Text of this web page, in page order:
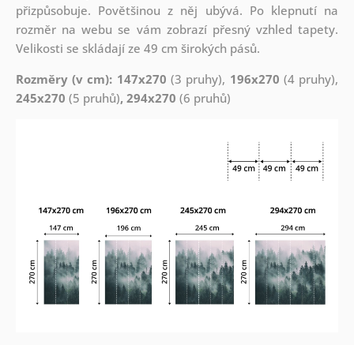
přizpůsobuje. Povětšinou z něj ubývá. Po klepnutí na
rozměr na webu se vám zobrazí přesný vzhled tapety.
Velikosti se skládají ze 49 cm širokých pásů.
Rozměry (v cm): 147x270 (3 pruhy), 196x270 (4 pruhy),
245x270 (5 pruhů), 294x270 (6 pruhů)